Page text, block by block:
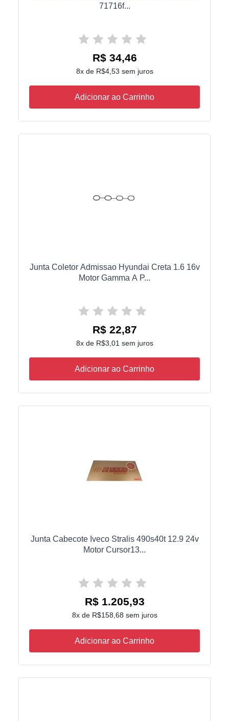
71716f...
R$ 34,46
8x de R$4,53 sem juros
Adicionar ao Carrinho
Junta Coletor Admissao Hyundai Creta 1.6 16v
Motor Gamma A P...
R$ 22,87
8x de R$3,01 sem juros
Adicionar ao Carrinho
Junta Cabecote Iveco Stralis 490s40t 12.9 24v
Motor Cursor13...
R$ 1.205,93
8x de R$158,68 sem juros
Adicionar ao Carrinho